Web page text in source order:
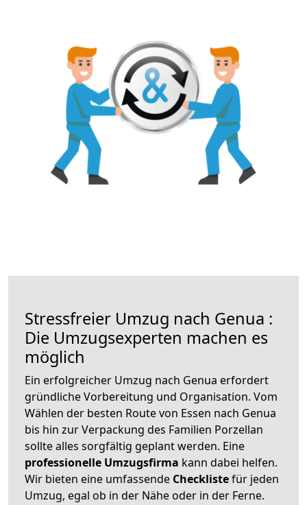
Stressfreier Umzug nach Genua :
Die Umzugsexperten machen es
möglich
Ein erfolgreicher Umzug nach Genua erfordert
gründliche Vorbereitung und Organisation. Vom
Wählen der besten Route von Essen nach Genua
bis hin zur Verpackung des Familien Porzellan
sollte alles sorgfältig geplant werden. Eine
professionelle Umzugsfirma kann dabei helfen.
Wir bieten eine umfassende Checklistefür jeden
Umzug, egal ob in der Nähe oder in der Ferne.